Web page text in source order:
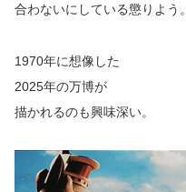
合わないにしている懲りよう。
1970年に想像した
2025年の万博が
描かれるのも興味深い。